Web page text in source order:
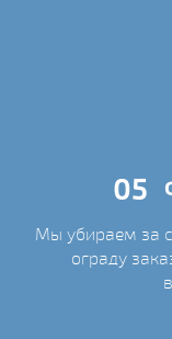
05
Мы убираем за
ограду